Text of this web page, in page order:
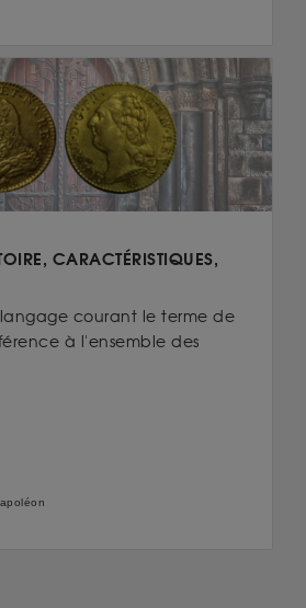
CARACTÉRISTIQUES,
courant le terme de
à l'ensemble des